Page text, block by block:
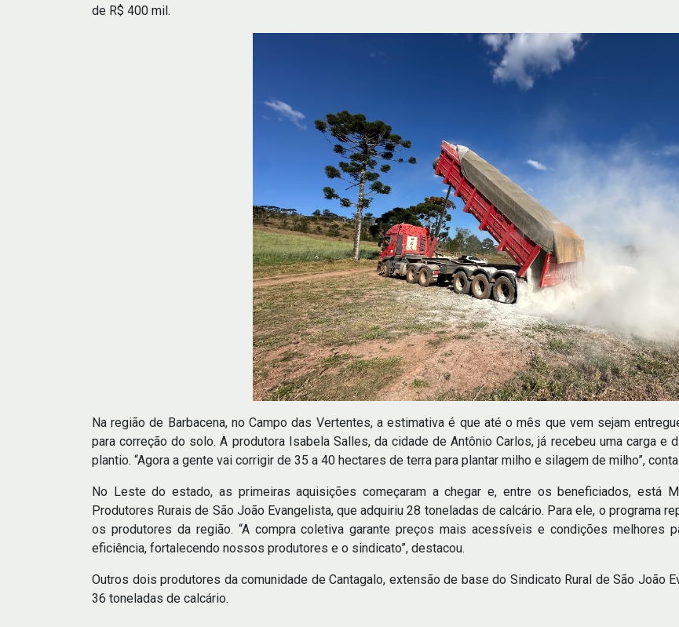
de R$ 400 mil.
Na região de Barbacena, no Campo das Vertentes, a estimativa é que até o mês que vem sejam
para correção do solo. A produtora Isabela Salles, da cidade de Antônio Carlos, já recebeu uma carga
plantio. “Agora a gente vai corrigir de 35 a 40 hectares de terra para plantar milho e silagem de milho”,
No Leste do estado, as primeiras aquisições começaram a chegar e, entre os beneficiados, está
Produtores Rurais de São João Evangelista, que adquiriu 28 toneladas de calcário. Para ele, o programa
os produtores da região. “A compra coletiva garante preços mais acessíveis e condições melhores
eficiência, fortalecendo nossos produtores e o sindicato”, destacou.
Outros dois produtores da comunidade de Cantagalo, extensão de base do Sindicato Rural de São João
36 toneladas de calcário.